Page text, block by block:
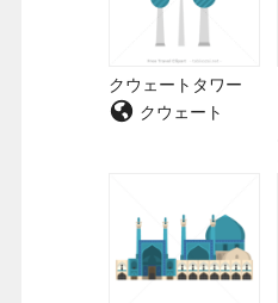
クウェートタワー
クウェート